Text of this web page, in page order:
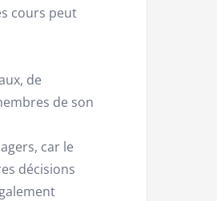
cours peut
de
de son
car le
décisions